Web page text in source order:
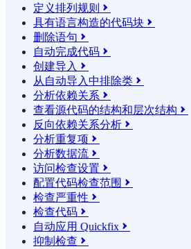
定义排列规则 
具有语言构造的代码块 
删除语句 
自动完成代码 
创建导入 
从自动导入中排除类 
分析依赖关系 
查看源代码的结构和层次结构 
反向依赖关系分析 
分析重复项 
分析数据流 
访问检查设置 
配置代码检查范围 
检查严重性 
检查代码 
自动应用 Quickfix 
抑制检查 